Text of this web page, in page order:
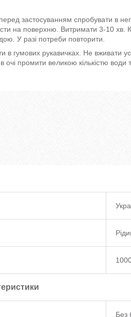
застосуванням спробувати в
на поверхню. Витримати 3-10 хв.
У разі потреби повторити.
в гумових рукавичках. Не вживати
очі промити великою кількістю
Без